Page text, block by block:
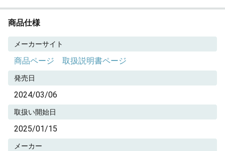
商品仕様
メーカーサイト
商品ページ 取扱説明書ページ
発売日
2024/03/06
取扱い開始日
2025/01/15
メーカー